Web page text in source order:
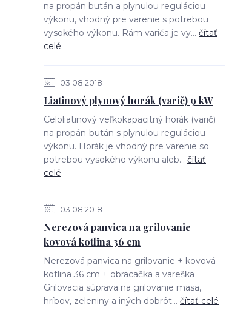
na propán bután a plynulou reguláciou
výkonu, vhodný pre varenie s potrebou
vysokého výkonu. Rám variča je vy... čítať
celé
03.08.2018
Liatinový plynový horák (varič) 9 kW
Celoliatinový veľkokapacitný horák (varič)
na propán-bután s plynulou reguláciou
výkonu. Horák je vhodný pre varenie so
potrebou vysokého výkonu aleb... čítať
celé
03.08.2018
Nerezová panvica na grilovanie +
kovová kotlina 36 cm
Nerezová panvica na grilovanie + kovová
kotlina 36 cm + obracačka a vareška
Grilovacia súprava na grilovanie mäsa,
hríbov, zeleniny a iných dobrôt... čítať celé